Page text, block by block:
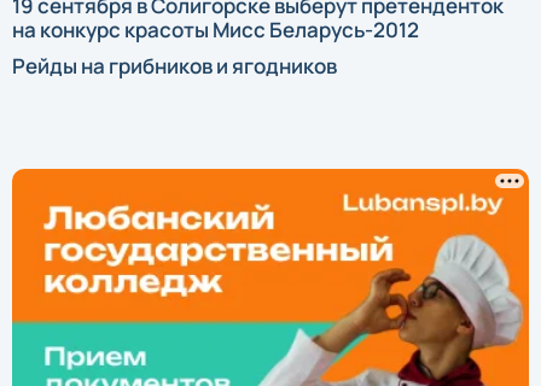
на конкурс красоты Мисс Беларусь-2012
Рейды на грибников и ягодников